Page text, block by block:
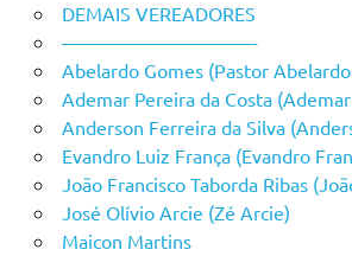
DEMAIS VEREADORES
——————————-
Abelardo Gomes (Pastor
Ademar Pereira da Costa
Anderson Ferreira da Silva
Evandro Luiz França (Evandro
João Francisco Taborda Ribas
José Olívio Arcie (Zé Arcie)
Maicon Martins